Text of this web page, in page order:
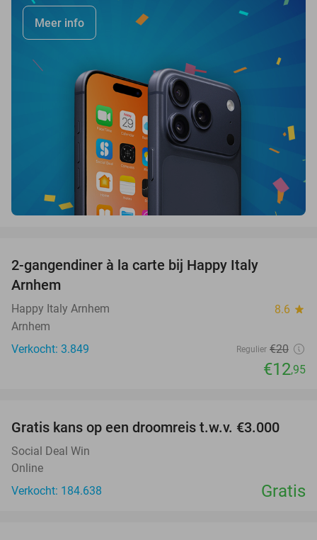
Meer info
2-gangendiner à la carte bij Happy Italy
Arnhem
Happy Italy Arnhem 8.6 star
Arnhem
Verkocht: 3.849
Regulier €20
€12,95
Gratis kans op een droomreis t.w.v. €3.000
Social Deal Win
Online
Verkocht: 184.638
Gratis